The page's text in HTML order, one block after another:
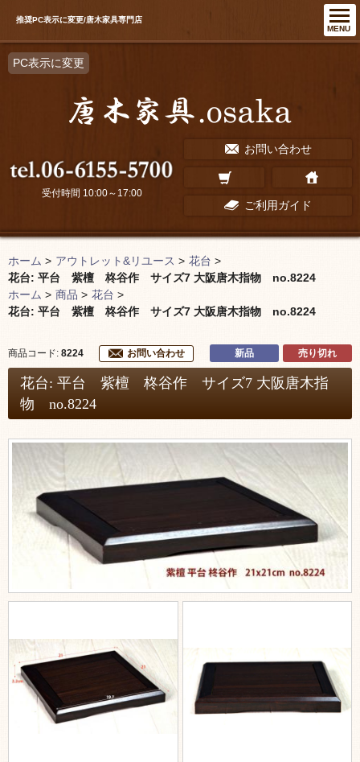
MENU
推奨PC表示に変更/唐木家具専門店
PC表示に変更
お問い合わせ
ご利用ガイド
受付時間 10:00～17:00
ホーム > アウトレット&リユース > 花台 >
花台: 平台 紫檀 柊谷作 サイズ7 大阪唐木指物 no.8224
ホーム > 商品 > 花台 >
花台: 平台 紫檀 柊谷作 サイズ7 大阪唐木指物 no.8224
商品コード: 8224 お問い合わせ 新品 売り切れ
花台: 平台 紫檀 柊谷作 サイズ7 大阪唐木指
物 no.8224